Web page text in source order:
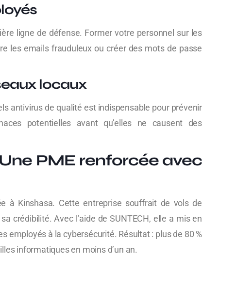
ligne de défense. Former votre personnel sur les
les emails frauduleux ou créer des mots de passe
locaux
antivirus de qualité est indispensable pour prévenir
potentielles avant qu’elles ne causent des
PME renforcée avec
à Kinshasa. Cette entreprise souffrait de vols de
crédibilité. Avec l’aide de SUNTECH, elle a mis en
employés à la cybersécurité. Résultat : plus de 80 %
informatiques en moins d’un an.